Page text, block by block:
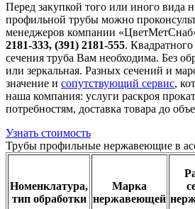
Перед закупкой того или иного вида
профильной трубы можно
менеджеров компании
2181-333, (391) 2181-555.
сечения труба Вам необходима. Без
или зеркальная. Разных сечений и
значение и сопутствующий сервис,
наша компания: услуги раскроя
потребностям, доставка товара до
Узнать стоимость
Трубы профильные нержавеющие в
Номенклатура,
тип обработки
Марка
нержавеющей